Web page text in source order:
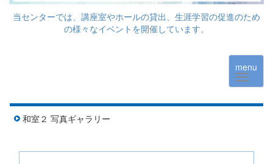
当センターでは、講座室やホールの貸出、生涯学習の促進のため
の様々なイベントを開催しています。
menu
和室２ 写真ギャラリー